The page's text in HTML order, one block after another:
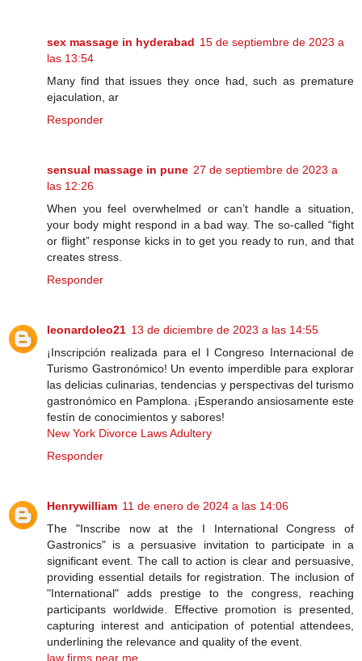
sex massage in hyderabad 15 de septiembre de 2023 a
las 13:54
Many find that issues they once had, such as premature
ejaculation, ar
Responder
sensual massage in pune 27 de septiembre de 2023 a
las 12:26
When you feel overwhelmed or can’t handle a situation,
your body might respond in a bad way. The so-called “fight
or flight” response kicks in to get you ready to run, and that
creates stress.
Responder
leonardoleo21 13 de diciembre de 2023 a las 14:55
¡Inscripción realizada para el I Congreso Internacional de
Turismo Gastronómico! Un evento imperdible para explorar
las delicias culinarias, tendencias y perspectivas del turismo
gastronómico en Pamplona. ¡Esperando ansiosamente este
festín de conocimientos y sabores!
New York Divorce Laws Adultery
Responder
Henrywilliam 11 de enero de 2024 a las 14:06
The "Inscribe now at the I International Congress of
Gastronics" is a persuasive invitation to participate in a
significant event. The call to action is clear and persuasive,
providing essential details for registration. The inclusion of
"International" adds prestige to the congress, reaching
participants worldwide. Effective promotion is presented,
capturing interest and anticipation of potential attendees,
underlining the relevance and quality of the event.
law firms near me